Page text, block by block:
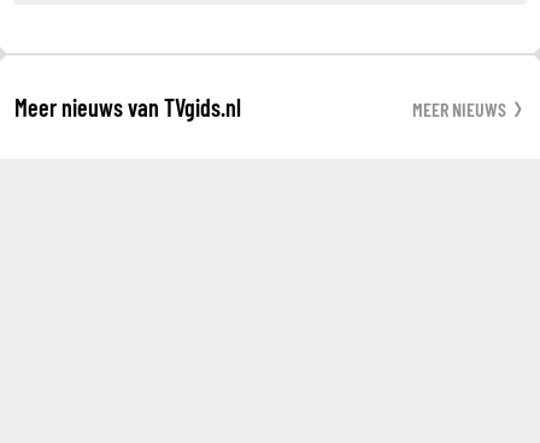
Meer nieuws van TVgids.nl MEER NIEUWS